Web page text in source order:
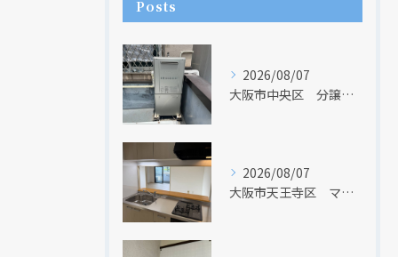
Posts
2026/08/07
大阪市中央区 分譲マンションの給湯器取替リフォーム工事 UV除菌機能搭載給湯器
2026/08/07
大阪市天王寺区 マンションのキッチン取替及び内装リフォーム工事 クリナップ